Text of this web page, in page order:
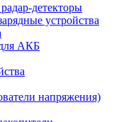
детекторы
устройства
АКБ
напряжения)